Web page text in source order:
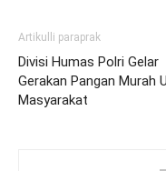
Artikulli paraprak
Divisi Humas Polri Gelar
Gerakan Pangan Murah
Masyarakat